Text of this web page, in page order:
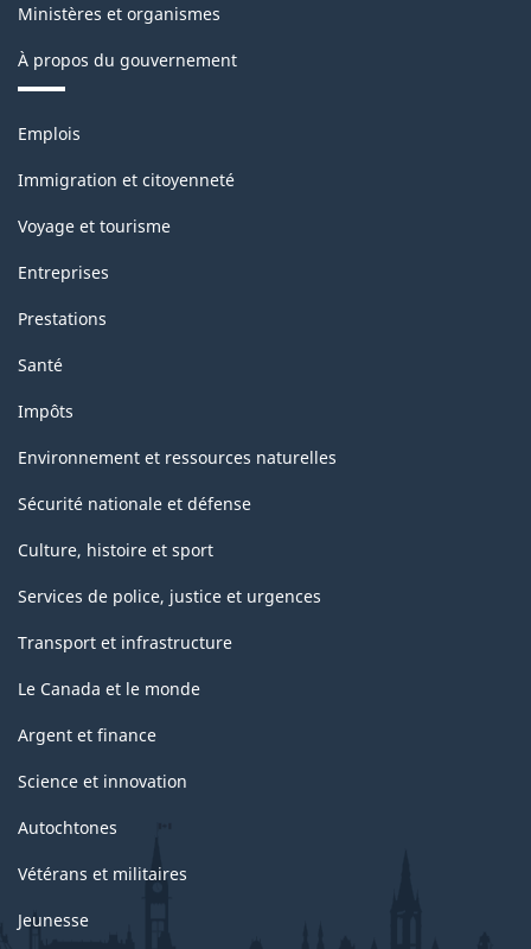
Ministères et organismes
À propos du gouvernement
Thèmes
sujets
Emplois
Immigration et citoyenneté
Voyage et tourisme
Entreprises
Prestations
Santé
Impôts
Environnement et ressources naturelles
Sécurité nationale et défense
Culture, histoire et sport
Services de police, justice et urgences
Transport et infrastructure
Le Canada et le monde
Argent et finance
Science et innovation
Autochtones
Vétérans et militaires
Jeunesse